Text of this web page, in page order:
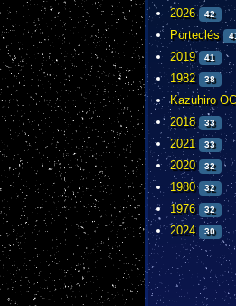
2026 42
Porteclés
2019 41
1982 38
Kazuhiro
2018 33
2021 33
2020 32
1980 32
1976 32
2024 30